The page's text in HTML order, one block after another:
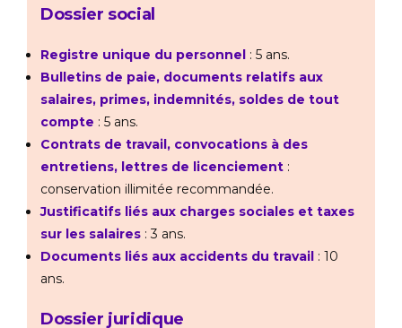
Dossier social
Registre unique du personnel : 5 ans.
Bulletins de paie, documents relatifs aux
salaires, primes, indemnités, soldes de tout
compte : 5 ans.
Contrats de travail, convocations à des
entretiens, lettres de licenciement :
conservation illimitée recommandée.
Justificatifs liés aux charges sociales et taxes
sur les salaires : 3 ans.
Documents liés aux accidents du travail : 10
ans.
Dossier juridique